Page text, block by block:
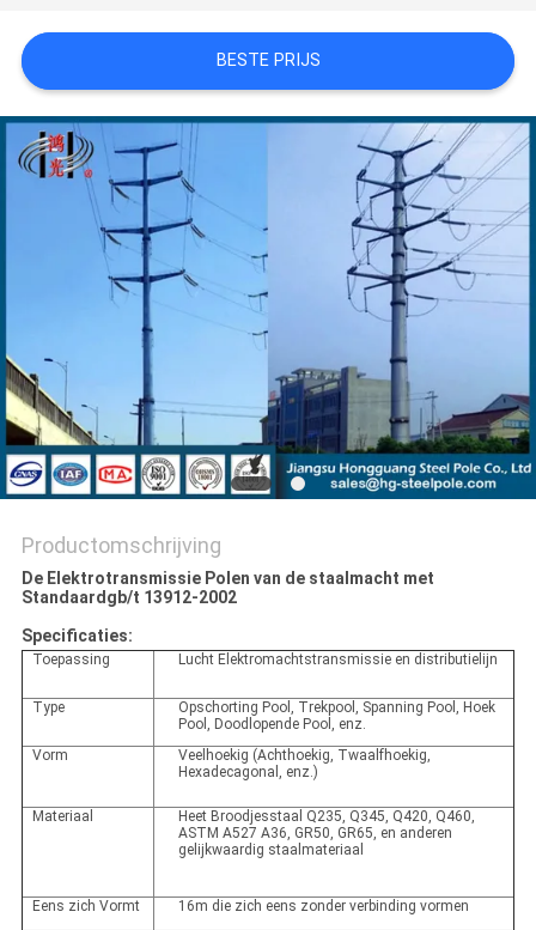
SITEMAP
PRIVACYBELEID
BESTE PRIJS
Productomschrijving
De Elektrotransmissie Polen van de staalmacht met
Standaardgb/t 13912-2002
Specificaties:
Toepassing Lucht Elektromachtstransmissie en distributielijn
Type
Opschorting Pool, Trekpool, Spanning Pool, Hoek
Pool, Doodlopende Pool, enz.
Vorm
Veelhoekig (Achthoekig, Twaalfhoekig,
Hexadecagonal, enz.)
Materiaal
Heet Broodjesstaal Q235, Q345, Q420, Q460,
ASTM A527 A36, GR50, GR65, en anderen
gelijkwaardig staalmateriaal
Eens zich Vormt
16m die zich eens zonder verbinding vormen